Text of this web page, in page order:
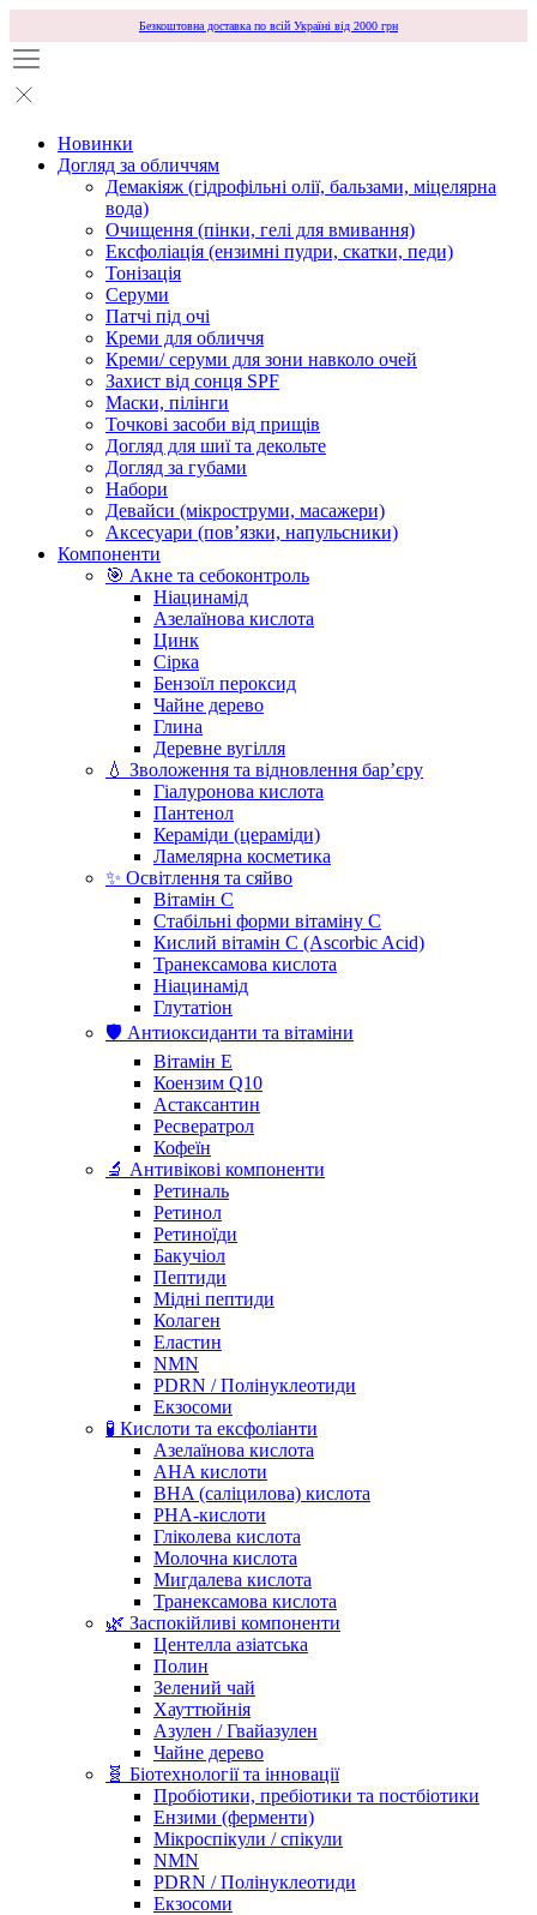
Безкоштовна доставка по всій Україні від 2000 грн
Новинки
Догляд за обличчям
Демакіяж (гідрофільні олії, бальзами, міцелярна
вода)
Очищення (пінки, гелі для вмивання)
Ексфоліація (ензимні пудри, скатки, педи)
Тонізація
Серуми
Патчі під очі
Креми для обличчя
Креми/ серуми для зони навколо очей
Захист від сонця SPF
Маски, пілінги
Точкові засоби від прищів
Догляд для шиї та декольте
Догляд за губами
Набори
Девайси (мікроструми, масажери)
Аксесуари (повʼязки, напульсники)
Компоненти
🎯 Акне та себоконтроль
Ніацинамід
Азелаїнова кислота
Цинк
Сірка
Бензоїл пероксид
Чайне дерево
Глина
Деревне вугілля
💧 Зволоження та відновлення бар’єру
Гіалуронова кислота
Пантенол
Кераміди (цераміди)
Ламелярна косметика
✨ Освітлення та сяйво
Вітамін С
Стабільні форми вітаміну С
Кислий вітамін С (Ascorbic Acid)
Транексамова кислота
Ніацинамід
Глутатіон
🛡️ Антиоксиданти та вітаміни
Вітамін Е
Коензим Q10
Астаксантин
Ресвератрол
Кофеїн
🔬 Антивікові компоненти
Ретиналь
Ретинол
Ретиноїди
Бакучіол
Пептиди
Мідні пептиди
Колаген
Еластин
NMN
PDRN / Полінуклеотиди
Екзосоми
🧪 Кислоти та ексфоліанти
Азелаїнова кислота
AHA кислоти
BHA (саліцилова) кислота
PHA-кислоти
Гліколева кислота
Молочна кислота
Мигдалева кислота
Транексамова кислота
🌿 Заспокійливі компоненти
Центелла азіатська
Полин
Зелений чай
Хауттюйнія
Азулен / Гвайазулен
Чайне дерево
🧬 Біотехнології та інновації
Пробіотики, пребіотики та постбіотики
Ензими (ферменти)
Мікроспікули / спікули
NMN
PDRN / Полінуклеотиди
Екзосоми